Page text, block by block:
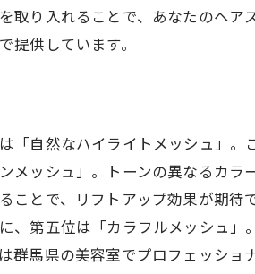
ス方法
れる方法
のケア方法
イルに適したヘアケア製品
ルとセルフメッシュの違い
しむためのヒント
挑戦群馬県のおすすめ
り入れることで、あなたのヘア
供しています。
自然なハイライトメッシュ」。
ッシュ」。トーンの異なるカラ
とで、リフトアップ効果が期待
第五位は「カラフルメッシュ」
馬県の美容室でプロフェッショ